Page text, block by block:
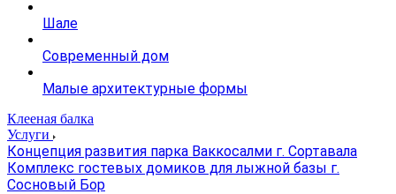
Шале
Современный дом
Малые архитектурные формы
Клееная балка
Услуги
Концепция развития парка Ваккосалми г. Сортавала
Комплекс гостевых домиков для лыжной базы г.
Сосновый Бор